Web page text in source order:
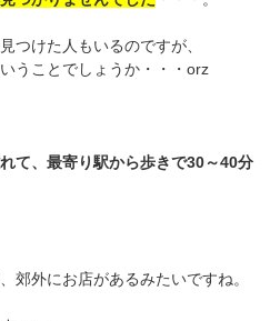
つけた人もいるのですが、
うことでしょうか・・・orz
て、最寄り駅から歩きで30～40分
郊外にお店があるみたいですね。